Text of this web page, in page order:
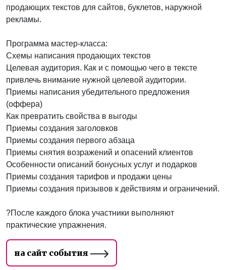
продающих текстов для сайтов, буклетов, наружной
рекламы.
Программа мастер-класса:
Схемы написания продающих текстов
Целевая аудитория. Как и с помощью чего в тексте
привлечь внимание нужной целевой аудитории.
Приемы написания убедительного предложения
(оффера)
Как превратить свойства в выгоды
Приемы создания заголовков
Приемы создания первого абзаца
Приемы снятия возражений и опасений клиентов
Особенности описаний бонусных услуг и подарков
Приемы создания тарифов и продажи цены
Приемы создания призывов к действиям и ограничений.
?После каждого блока участники выполняют
практические упражнения.
на сайт события